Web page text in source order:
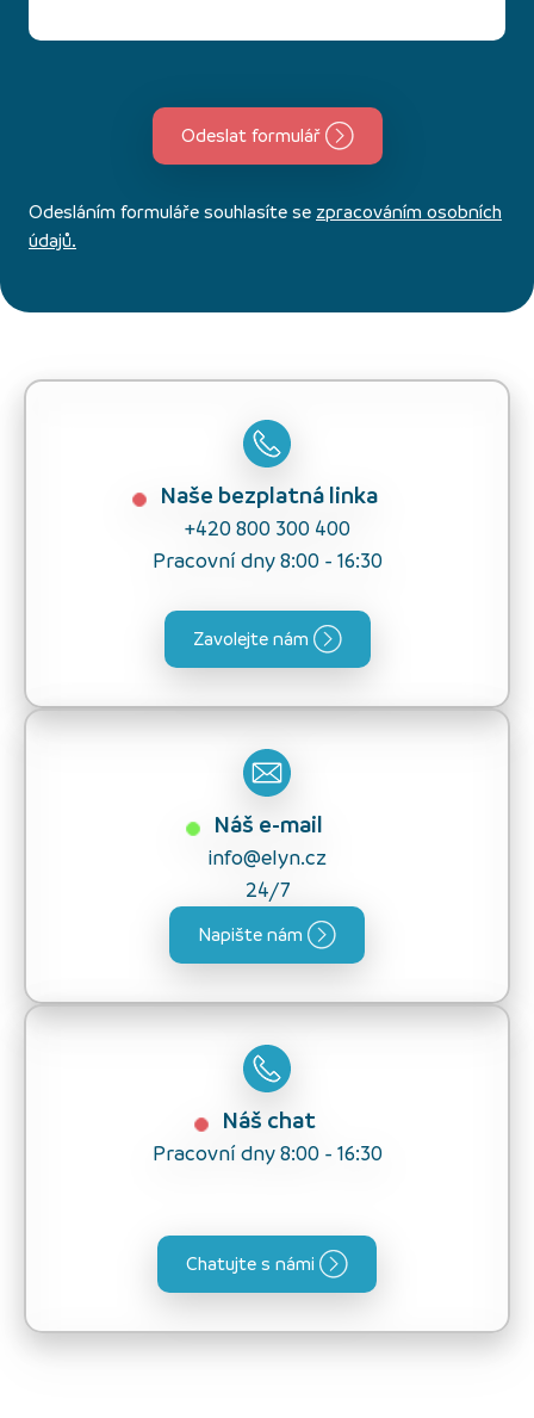
Odeslat formulář
Odesláním formuláře souhlasíte se zpracováním osobních
údajů.
Naše bezplatná linka
+420 800 300 400
Pracovní dny 8:00 - 16:30
Zavolejte nám
Náš e-mail
info@elyn.cz
24/7
Napište nám
Náš chat
Pracovní dny 8:00 - 16:30
Chatujte s námi